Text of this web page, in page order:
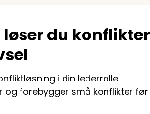
løser du konflikter
i din lederrolle
og forebygger små konflikter før